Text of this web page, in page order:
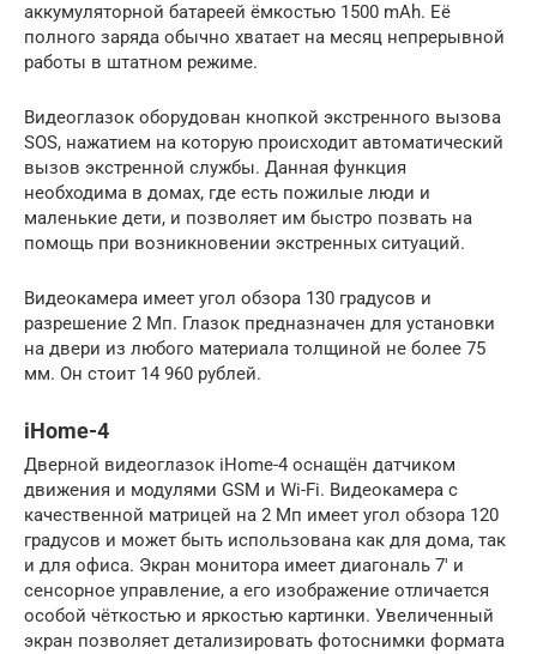
аккумуляторной батареей ёмкостью 1500 mAh. Её
полного заряда обычно хватает на месяц непрерывной
работы в штатном режиме.
Видеоглазок оборудован кнопкой экстренного вызова
SOS, нажатием на которую происходит автоматический
вызов экстренной службы. Данная функция
необходима в домах, где есть пожилые люди и
маленькие дети, и позволяет им быстро позвать на
помощь при возникновении экстренных ситуаций.
Видеокамера имеет угол обзора 130 градусов и
разрешение 2 Мп. Глазок предназначен для установки
на двери из любого материала толщиной не более 75
мм. Он стоит 14 960 рублей.
iHome-4
Дверной видеоглазок iHome-4 оснащён датчиком
движения и модулями GSM и Wi-Fi. Видеокамера с
качественной матрицей на 2 Мп имеет угол обзора 120
градусов и может быть использована как для дома, так
и для офиса. Экран монитора имеет диагональ 7′ и
сенсорное управление, а его изображение отличается
особой чёткостью и яркостью картинки. Увеличенный
экран позволяет детализировать фотоснимки формата